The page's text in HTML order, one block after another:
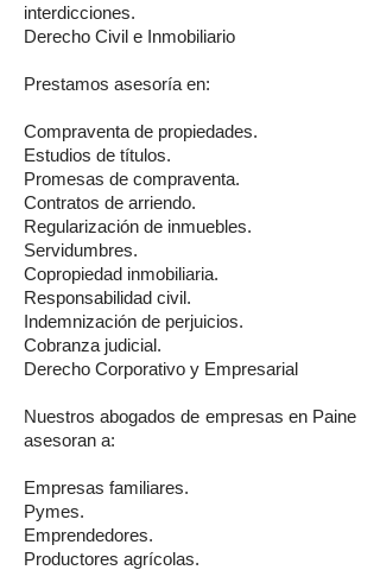
interdicciones.
Derecho Civil e Inmobiliario
Prestamos asesoría en:
Compraventa de propiedades.
Estudios de títulos.
Promesas de compraventa.
Contratos de arriendo.
Regularización de inmuebles.
Servidumbres.
Copropiedad inmobiliaria.
Responsabilidad civil.
Indemnización de perjuicios.
Cobranza judicial.
Derecho Corporativo y Empresarial
Nuestros abogados de empresas en Paine
asesoran a:
Empresas familiares.
Pymes.
Emprendedores.
Productores agrícolas.